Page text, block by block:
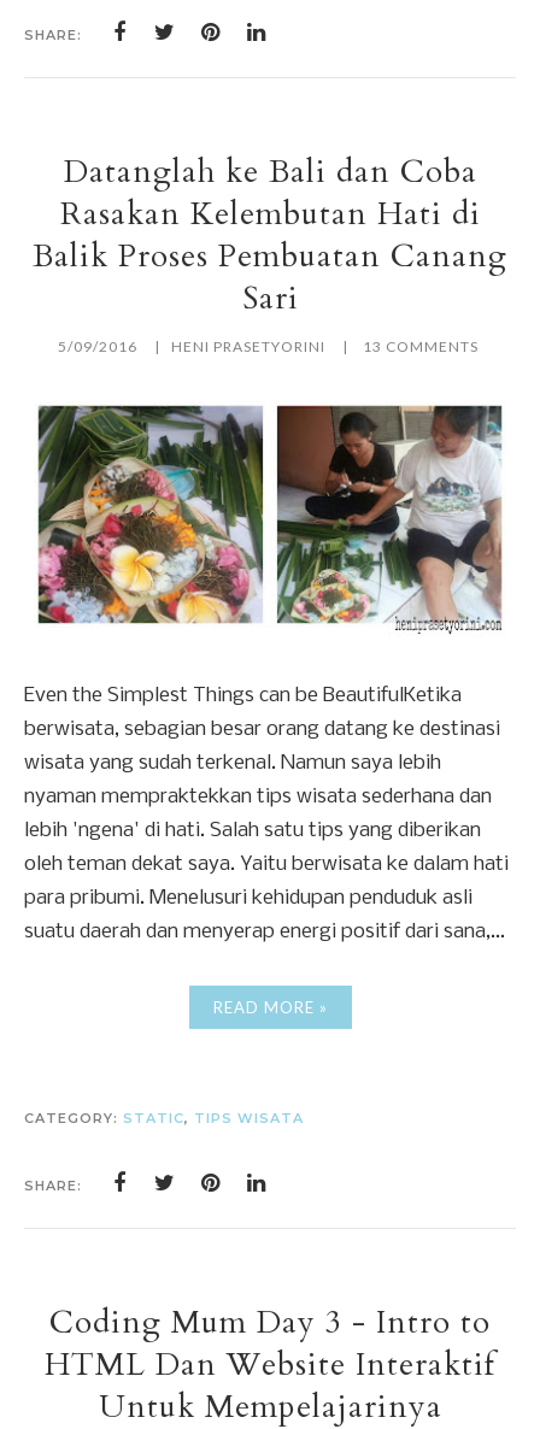
SHARE:
Datanglah ke Bali dan Coba
Rasakan Kelembutan Hati di
Balik Proses Pembuatan Canang
Sari
5/09/2016 HENI PRASETYORINI 13 COMMENTS
Even the Simplest Things can be BeautifulKetika
berwisata, sebagian besar orang datang ke destinasi
wisata yang sudah terkenal. Namun saya lebih
nyaman mempraktekkan tips wisata sederhana dan
lebih 'ngena' di hati. Salah satu tips yang diberikan
oleh teman dekat saya. Yaitu berwisata ke dalam hati
para pribumi. Menelusuri kehidupan penduduk asli
suatu daerah dan menyerap energi positif dari sana,...
READ MORE »
CATEGORY: STATIC, TIPS WISATA
SHARE:
Coding Mum Day 3 - Intro to
HTML Dan Website Interaktif
Untuk Mempelajarinya